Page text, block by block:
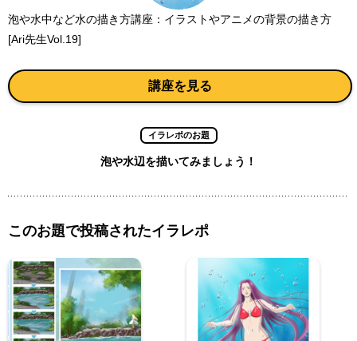
泡や水中など水の描き方講座：イラストやアニメの背景の描き方
[Ari先生Vol.19]
講座を見る
イラレポのお題
泡や水辺を描いてみましょう！
このお題で投稿されたイラレポ